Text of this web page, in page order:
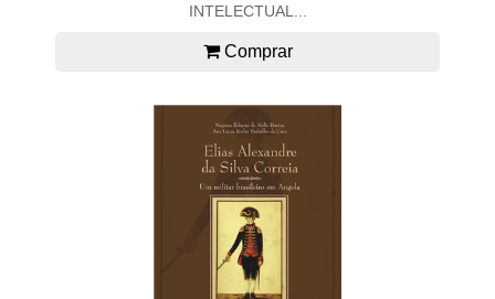
INTELECTUAL...
Comprar